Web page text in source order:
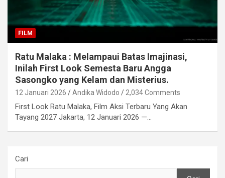
FILM
Ratu Malaka : Melampaui Batas Imajinasi,
Inilah First Look Semesta Baru Angga
Sasongko yang Kelam dan Misterius.
12 Januari 2026 Andika Widodo 2,034 Comments
First Look Ratu Malaka, Film Aksi Terbaru Yang Akan
Tayang 2027 Jakarta, 12 Januari 2026 —…
Cari